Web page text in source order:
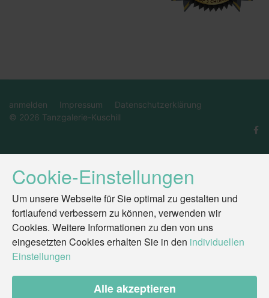
anmelden Impressum
Datenschutzerklärung
© 2026 Tanzgalerie-Kuschill
Cookie-Einstellungen
Um unsere Webseite für Sie optimal zu gestalten und
fortlaufend verbessern zu können, verwenden wir
Cookies. Weitere Informationen zu den von uns
eingesetzten Cookies erhalten Sie in den individuellen
Einstellungen
Alle akzeptieren